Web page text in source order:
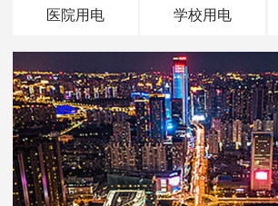
医院用电 学校用电